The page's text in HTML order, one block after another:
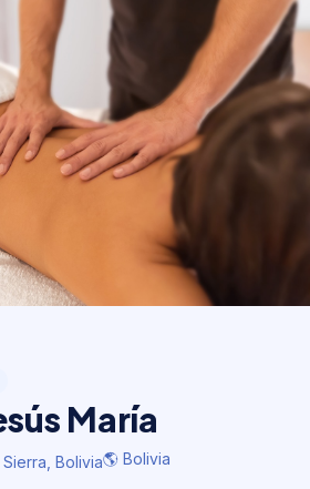
Bolivia🌎 Bolivia
María
Bolivia🌎 Bolivia